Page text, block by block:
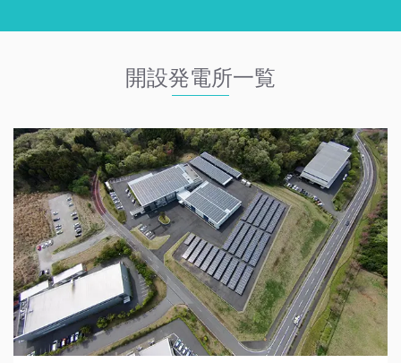
開設発電所一覧